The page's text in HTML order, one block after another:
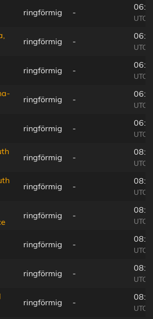
ringförmig -
ringförmig -
ringförmig -
ringförmig -
ringförmig -
ringförmig -
ringförmig -
ringförmig -
ringförmig -
ringförmig -
ringförmig -